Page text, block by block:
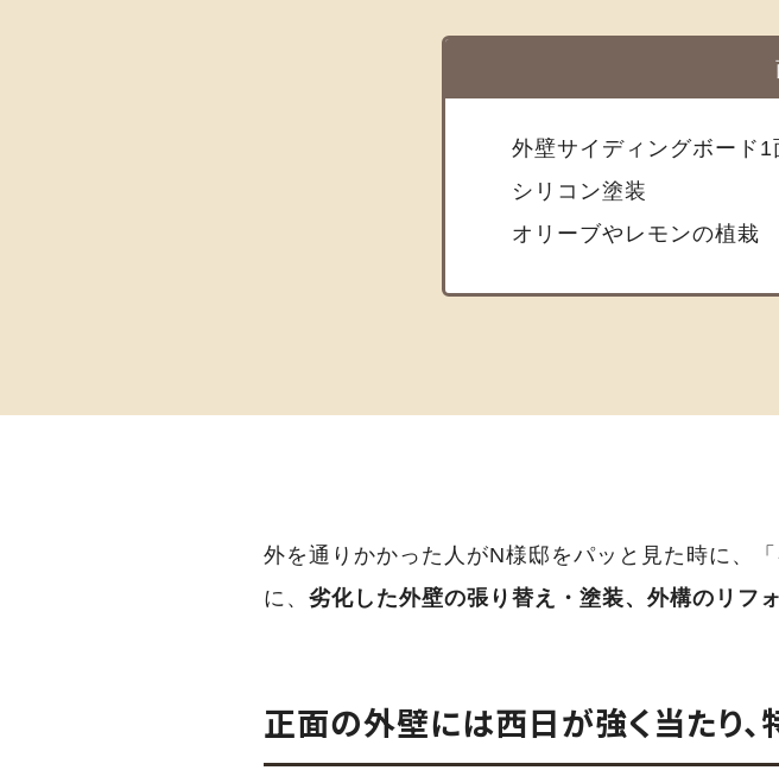
外壁サイディングボード1
シリコン塗装
オリーブやレモンの植栽
外を通りかかった人がN様邸をパッと見た時に、
に、 劣化した外壁の張り替え・塗装、外構のリフ
正面の外壁には西日が強く当たり